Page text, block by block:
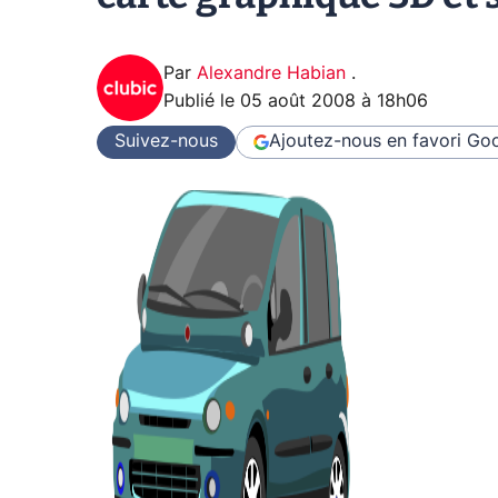
Par Alexandre Habian .
Publié le 05 août 2008 à 18h06
Suivez-nous Ajoutez-nous en favori